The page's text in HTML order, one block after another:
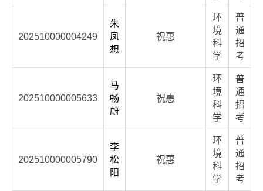
202510000004249
朱
凤
想
祝惠
环
境
科
学
普
通
招
考
202510000005633
马
畅
蔚
祝惠
环
境
科
学
普
通
招
考
202510000005790
李
松
阳
祝惠
环
境
科
学
普
通
招
考